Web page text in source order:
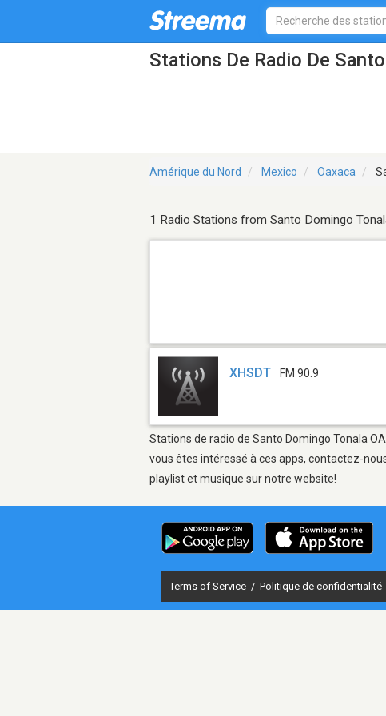
Stations De Radio De
Amérique du Nord Mexico Oaxaca
1 Radio Stations from Santo Domingo
XHSDT FM 90.9
Stations de radio de Santo Domingo Tonala
vous êtes intéressé à ces apps, contactez-
playlist et musique sur notre website!
Terms of Service / Politique de confidentialité